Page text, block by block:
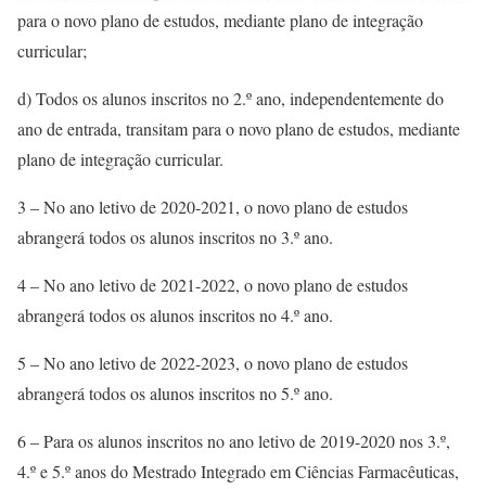
para o novo plano de estudos, mediante plano de integração
curricular;
d) Todos os alunos inscritos no 2.º ano, independentemente do
ano de entrada, transitam para o novo plano de estudos, mediante
plano de integração curricular.
3 – No ano letivo de 2020-2021, o novo plano de estudos
abrangerá todos os alunos inscritos no 3.º ano.
4 – No ano letivo de 2021-2022, o novo plano de estudos
abrangerá todos os alunos inscritos no 4.º ano.
5 – No ano letivo de 2022-2023, o novo plano de estudos
abrangerá todos os alunos inscritos no 5.º ano.
6 – Para os alunos inscritos no ano letivo de 2019-2020 nos 3.º,
4.º e 5.º anos do Mestrado Integrado em Ciências Farmacêuticas,